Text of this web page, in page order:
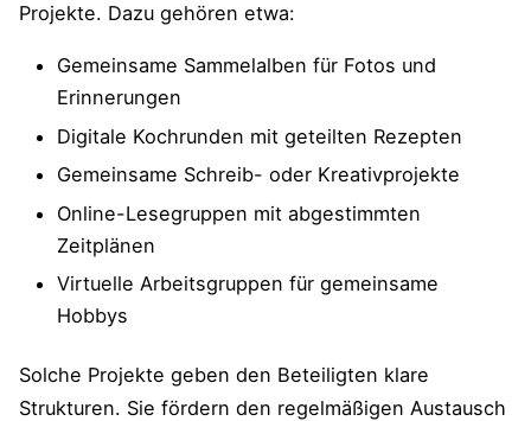
Projekte. Dazu gehören etwa:
Gemeinsame Sammelalben für Fotos und
Erinnerungen
Digitale Kochrunden mit geteilten Rezepten
Gemeinsame Schreib- oder Kreativprojekte
Online-Lesegruppen mit abgestimmten
Zeitplänen
Virtuelle Arbeitsgruppen für gemeinsame
Hobbys
Solche Projekte geben den Beteiligten klare
Strukturen. Sie fördern den regelmäßigen Austausch